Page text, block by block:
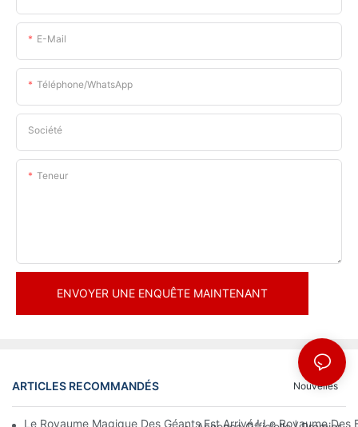
E-Mail
Téléphone/WhatsApp
Société
Teneur
ENVOYER UNE ENQUÊTE MAINTENANT
ARTICLES RECOMMANDÉS Nouvelles
Le Royaume Magique Des Géants Est Arrivé ! Le Royaume